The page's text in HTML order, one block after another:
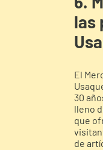
las
El
30
lleno
que
de